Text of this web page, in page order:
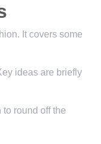
It covers some
ideas are briefly
round off the